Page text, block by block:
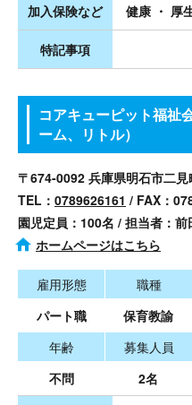
加入保険など 健康 ・ 厚
特記事項
コアキューピット福祉
ーム、リトル）
〒674-0092 兵庫県明石市二
TEL： 0789626161 / FAX：
園児定員：100名 / 担当者：
ホームページはこちら
雇用形態 職種
パート職
保育教諭
年齢
募集人員
不問
2名